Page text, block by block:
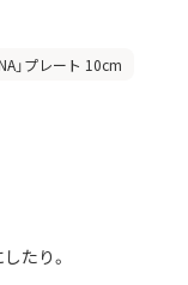
」プレート 10cm
たり。